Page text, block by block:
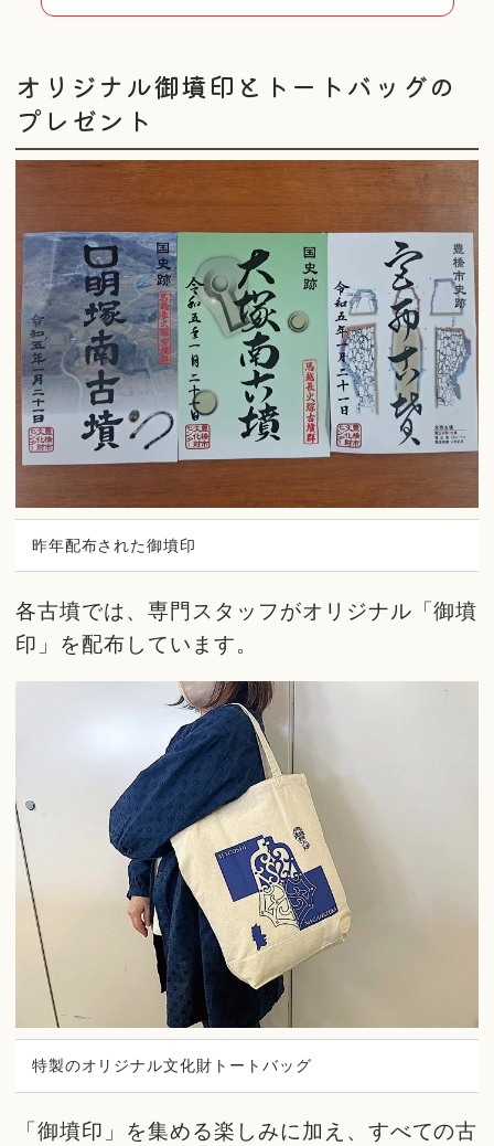
オリジナル御墳印とトートバッグの
プレゼント
昨年配布された御墳印
各古墳では、専門スタッフがオリジナル「御墳
印」を配布しています。
特製のオリジナル文化財トートバッグ
「御墳印」を集める楽しみに加え、すべての古